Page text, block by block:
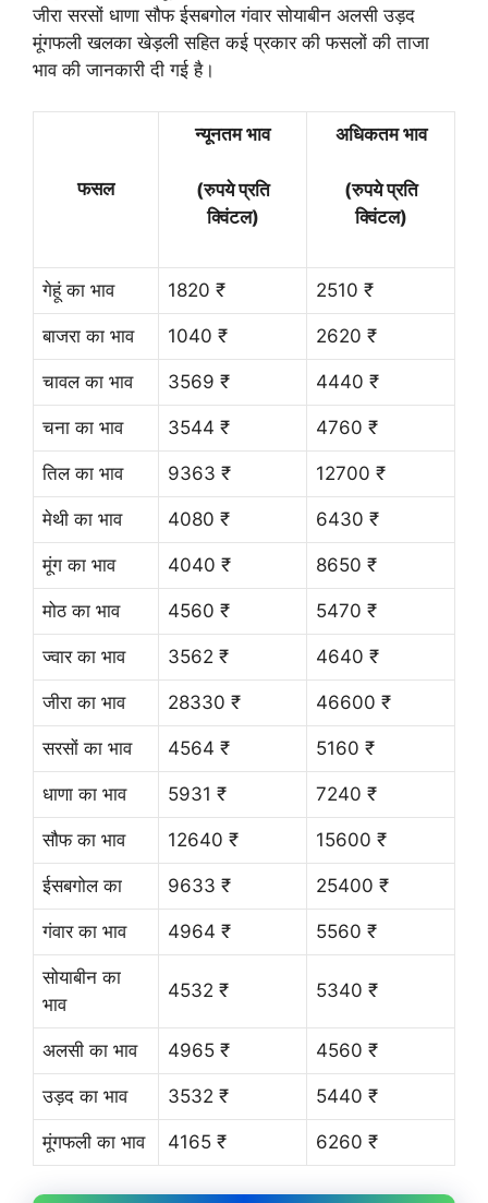
जीरा सरसों धाणा सौफ ईसबगोल गंवार सोयाबीन अलसी उड़द
मूंगफली खलका खेड़ली सहित कई प्रकार की फसलों की ताजा
भाव की जानकारी दी गई है।
फसल
न्यूनतम भाव
(रुपये प्रति
क्विंटल)
अधिकतम भाव
(रुपये प्रति
क्विंटल)
गेहूं का भाव 1820 ₹ 2510 ₹
बाजरा का भाव 1040 ₹ 2620 ₹
चावल का भाव 3569 ₹ 4440 ₹
चना का भाव 3544 ₹ 4760 ₹
तिल का भाव 9363 ₹ 12700 ₹
मेथी का भाव 4080 ₹ 6430 ₹
मूंग का भाव 4040 ₹ 8650 ₹
मोठ का भाव 4560 ₹ 5470 ₹
ज्वार का भाव 3562 ₹ 4640 ₹
जीरा का भाव 28330 ₹ 46600 ₹
सरसों का भाव 4564 ₹ 5160 ₹
धाणा का भाव 5931 ₹ 7240 ₹
सौफ का भाव 12640 ₹ 15600 ₹
ईसबगोल का 9633 ₹ 25400 ₹
गंवार का भाव 4964 ₹ 5560 ₹
सोयाबीन का
भाव
4532 ₹ 5340 ₹
अलसी का भाव 4965 ₹ 4560 ₹
उड़द का भाव 3532 ₹ 5440 ₹
मूंगफली का भाव 4165 ₹ 6260 ₹